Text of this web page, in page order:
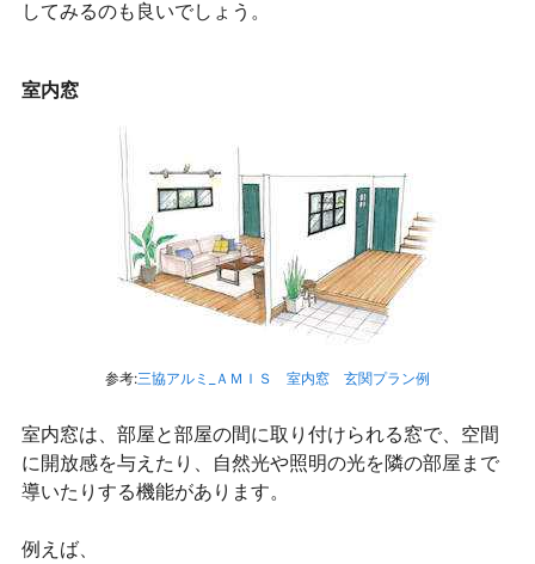
してみるのも良いでしょう。
室内窓
参考:三協アルミ_ＡＭＩＳ 室内窓 玄関プラン例
室内窓は、部屋と部屋の間に取り付けられる窓で、空間
に開放感を与えたり、自然光や照明の光を隣の部屋まで
導いたりする機能があります。
例えば、